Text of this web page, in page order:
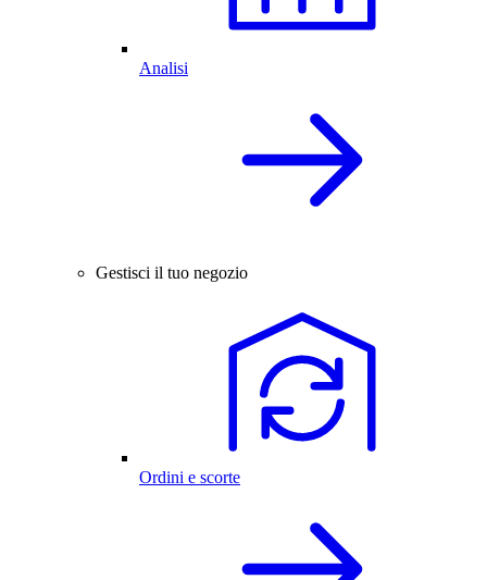
Analisi
Gestisci il tuo negozio
Ordini e scorte